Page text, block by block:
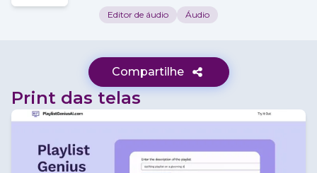
Editor de áudio Áudio
Compartilhe
Print das telas